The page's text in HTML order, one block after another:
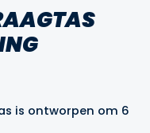
is ontworpen om 6